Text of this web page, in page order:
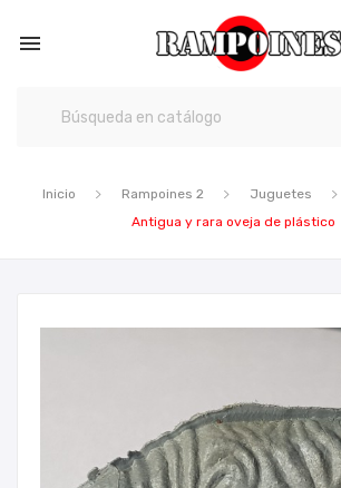

Inicio Rampoines 2 Juguetes
Antigua y rara oveja de plástico